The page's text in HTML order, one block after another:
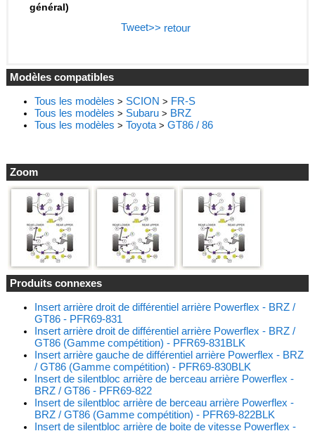
général)
Tweet>> retour
Modèles compatibles
Tous les modèles > SCION > FR-S
Tous les modèles > Subaru> BRZ
Tous les modèles > Toyota> GT86 / 86
Zoom
Produits connexes
Insert arrière droit de différentiel arrière Powerflex - BRZ /
GT86 - PFR69-831
Insert arrière droit de différentiel arrière Powerflex - BRZ /
GT86 (Gamme compétition) - PFR69-831BLK
Insert arrière gauche de différentiel arrière Powerflex - BRZ
/ GT86 (Gamme compétition) - PFR69-830BLK
Insert de silentbloc arrière de berceau arrière Powerflex -
BRZ / GT86 - PFR69-822
Insert de silentbloc arrière de berceau arrière Powerflex -
BRZ / GT86 (Gamme compétition) - PFR69-822BLK
Insert de silentbloc arrière de boite de vitesse Powerflex -